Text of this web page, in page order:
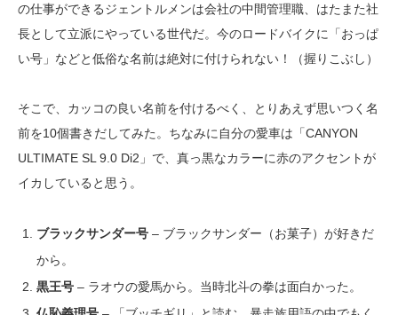
の仕事ができるジェントルメンは会社の中間管理職、はたまた社
長として立派にやっている世代だ。今のロードバイクに「おっぱ
い号」などと低俗な名前は絶対に付けられない！（握りこぶし）
そこで、カッコの良い名前を付けるべく、とりあえず思いつく名
前を10個書きだしてみた。ちなみに自分の愛車は「CANYON
ULTIMATE SL 9.0 Di2」で、真っ黒なカラーに赤のアクセントが
イカしていると思う。
ブラックサンダー号 – ブラックサンダー（お菓子）が好きだ
から。
黒王号 – ラオウの愛馬から。当時北斗の拳は面白かった。